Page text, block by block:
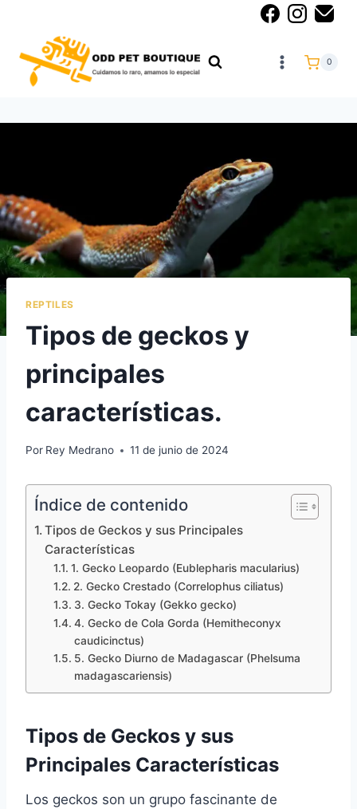
0
REPTILES
Tipos de geckos y
principales
características.
Por Rey Medrano 11 de junio de 2024
Índice de contenido
Tipos de Geckos y sus Principales
Características
1. Gecko Leopardo (Eublepharis macularius)
2. Gecko Crestado (Correlophus ciliatus)
3. Gecko Tokay (Gekko gecko)
4. Gecko de Cola Gorda (Hemitheconyx
caudicinctus)
5. Gecko Diurno de Madagascar (Phelsuma
madagascariensis)
Tipos de Geckos y sus
Principales Características
Los geckos son un grupo fascinante de